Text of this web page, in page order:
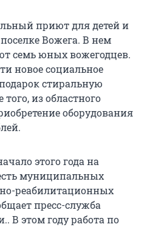
приют для детей и
Вожега. В нем
семь юных вожегодцев.
новое социальное
стиральную
из областного
оборудования
этого года на
муниципальных
реабилитационных
пресс-служба
В этом году работа по